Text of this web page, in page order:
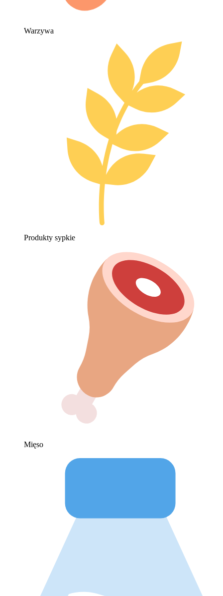
Warzywa
Produkty sypkie
Mięso